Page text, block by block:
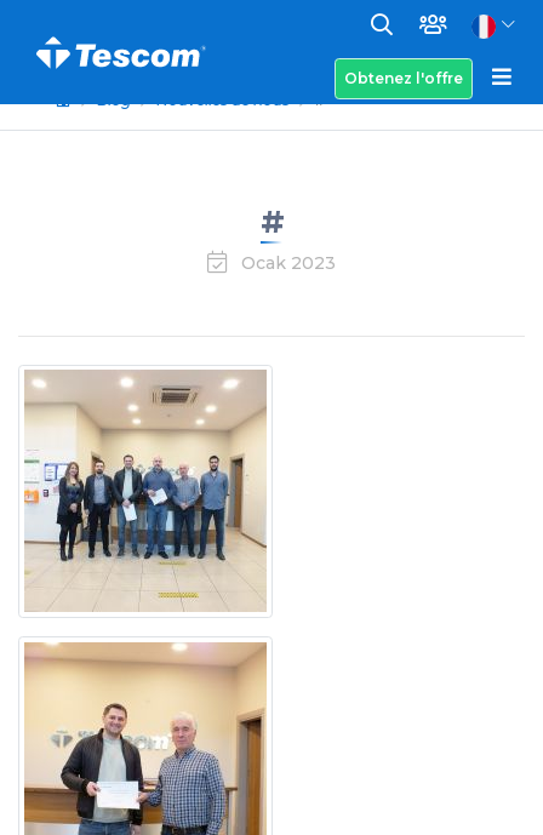
Obtenez l'offre
Blog
Nouvelles de nous #
#
Ocak 2023